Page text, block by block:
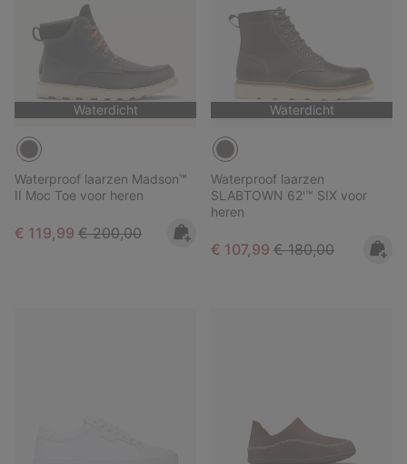
Waterdicht
Waterproof laarzen Madson™
II Moc Toe voor heren
Sale price:
€ 119,99 Regular price:
€ 200,00
Waterdicht
Waterproof laarzen
SLABTOWN 62'™ SIX voor
heren
Sale price:
€ 107,99 Regular price:
€ 180,00